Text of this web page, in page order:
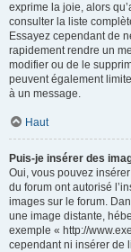
exprime la joie, alors
consulter la liste
Essayez cependant de
rapidement rendre un
modifier ou de le
peuvent également
à un message.
Haut
Puis-je insérer des
Oui, vous pouvez
du forum ont autorisé
images sur le forum.
une image distante,
exemple « http://
cependant ni insérer de